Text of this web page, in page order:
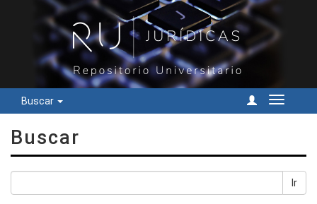
Buscar
Cambiar
Buscar
Ir